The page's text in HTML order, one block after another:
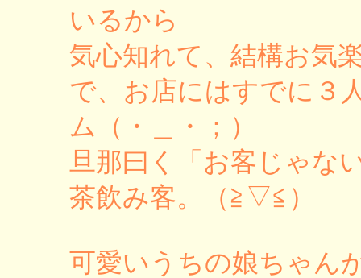
いるから
気心知れて、結構お気
で、お店にはすでに３
ム（・＿・；）
旦那曰く「お客じゃな
茶飲み客。（≧▽≦）
可愛いうちの娘ちゃん